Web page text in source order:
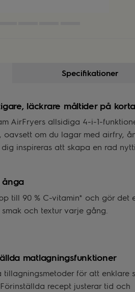
Specifikationer
läckrare måltider på
AirFryers allsidiga 4-i-1-
oavsett om du lagar med airfry,
inspireras att skapa en rad
ånga
till 90 % C-vitamin* och gör det
och textur varje gång.
matlagningsfunktioner
för att enklare
recept justerar tid och